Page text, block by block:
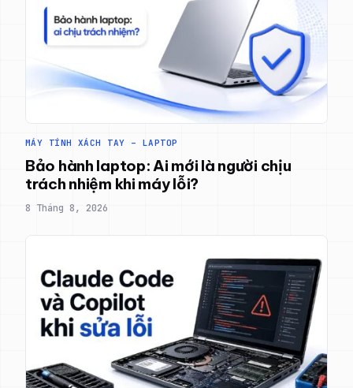
MÁY TÍNH XÁCH TAY – LAPTOP
Bảo hành laptop: Ai mới là người chịu
trách nhiệm khi máy lỗi?
8 Tháng 8, 2026